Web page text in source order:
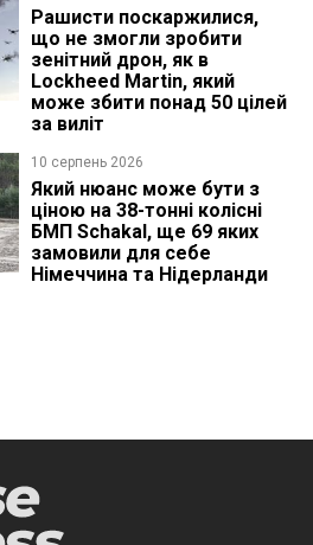
Рашисти поскаржилися,
що не змогли зробити
зенітний дрон, як в
Lockheed Martin, який
може збити понад 50 цілей
за виліт
10 серпень 2026
Який нюанс може бути з
ціною на 38-тонні колісні
БМП Schakal, ще 69 яких
замовили для себе
Німеччина та Нідерланди